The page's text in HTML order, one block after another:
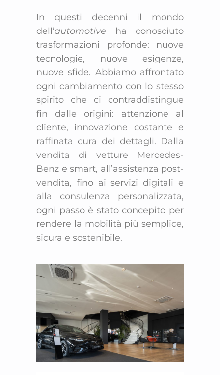
In questi decenni il mondo
dell’automotive ha conosciuto
trasformazioni profonde: nuove
tecnologie, nuove esigenze,
nuove sfide. Abbiamo affrontato
ogni cambiamento con lo stesso
spirito che ci contraddistingue
fin dalle origini: attenzione al
cliente, innovazione costante e
raffinata cura dei dettagli. Dalla
vendita di vetture Mercedes-
Benz e smart, all’assistenza post-
vendita, fino ai servizi digitali e
alla consulenza personalizzata,
ogni passo è stato concepito per
rendere la mobilità più semplice,
sicura e sostenibile.